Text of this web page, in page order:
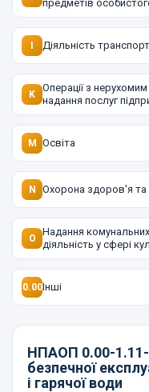
предметів
I Діяльність
K
Операції з
надання послуг
M Освіта
N Охорона здоров'я та
O
Надання комунальних
діяльність у сфері
0.00Інші
НПАОП 0.00-
безпечної
і гарячої води